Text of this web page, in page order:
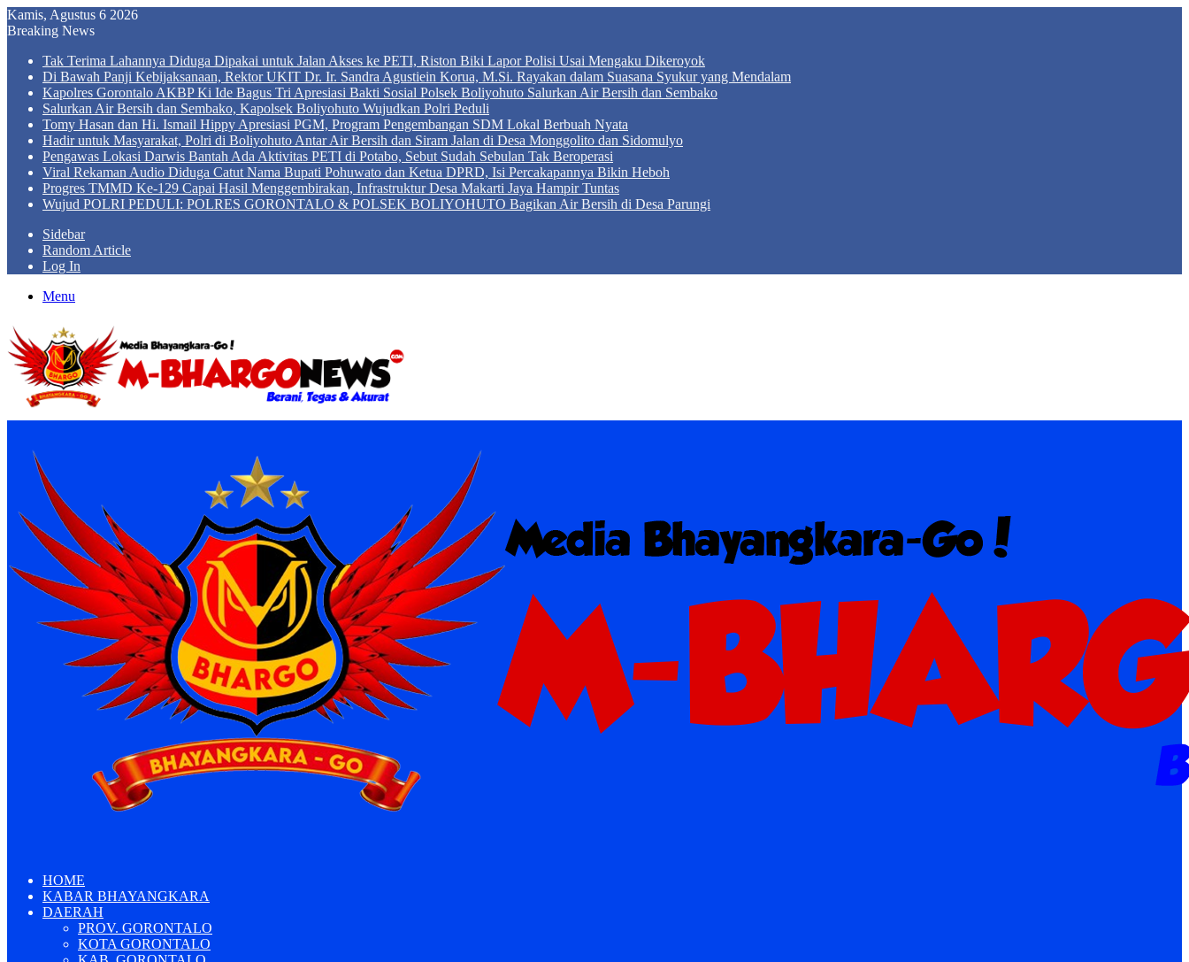
Kamis, Agustus 6 2026
Breaking News
Tak Terima Lahannya Diduga Dipakai untuk Jalan Akses ke PETI, Riston Biki Lapor Polisi Usai Mengaku Dikeroyok
Di Bawah Panji Kebijaksanaan, Rektor UKIT Dr. Ir. Sandra Agustiein Korua, M.Si. Rayakan dalam Suasana Syukur yang Mendalam
Kapolres Gorontalo AKBP Ki Ide Bagus Tri Apresiasi Bakti Sosial Polsek Boliyohuto Salurkan Air Bersih dan Sembako
Salurkan Air Bersih dan Sembako, Kapolsek Boliyohuto Wujudkan Polri Peduli
Tomy Hasan dan Hi. Ismail Hippy Apresiasi PGM, Program Pengembangan SDM Lokal Berbuah Nyata
Hadir untuk Masyarakat, Polri di Boliyohuto Antar Air Bersih dan Siram Jalan di Desa Monggolito dan Sidomulyo
Pengawas Lokasi Darwis Bantah Ada Aktivitas PETI di Potabo, Sebut Sudah Sebulan Tak Beroperasi
Viral Rekaman Audio Diduga Catut Nama Bupati Pohuwato dan Ketua DPRD, Isi Percakapannya Bikin Heboh
Progres TMMD Ke-129 Capai Hasil Menggembirakan, Infrastruktur Desa Makarti Jaya Hampir Tuntas
Wujud POLRI PEDULI: POLRES GORONTALO & POLSEK BOLIYOHUTO Bagikan Air Bersih di Desa Parungi
Sidebar
Random Article
Log In
Menu
HOME
KABAR BHAYANGKARA
DAERAH
PROV. GORONTALO
KOTA GORONTALO